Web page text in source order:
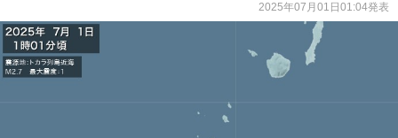
2025年07月01日01:04発表